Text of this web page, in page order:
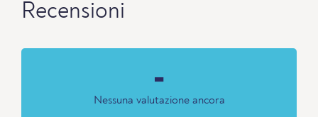
Recensioni
-
Nessuna valutazione ancora